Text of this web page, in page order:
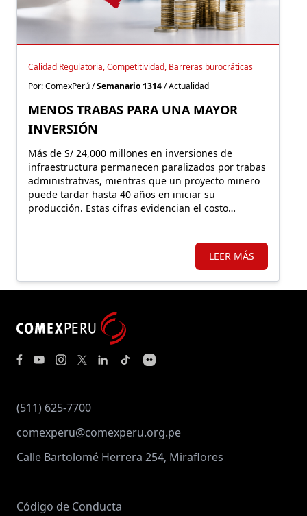
Calidad Regulatoria, Competitividad, Barreras burocráticas
Por: ComexPerú /Semanario 1314/ Actualidad
MENOS TRABAS PARA UNA MAYOR
INVERSIÓN
Más de S/ 24,000 millones en inversiones de
infraestructura permanecen paralizados por trabas
administrativas, mientras que un proyecto minero
puede tardar hasta 40 años en iniciar su
producción. Estas cifras evidencian el costo
los principales motores de crecimiento.
LEER MÁS
(511) 625-7700
comexperu@comexperu.org.pe
Calle Bartolomé Herrera 254, Miraflores
Código de Conducta